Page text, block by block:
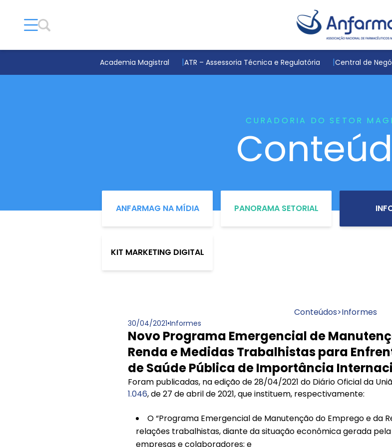
Academia Magistral ATR – Assessoria Técnica e Regulatória Central de
CURADORIA DO SETOR
ANFARMAG NA MÍDIA PANORAMA SETORIAL
KIT MARKETING DIGITAL
Conteúdos>Informes
30/04/2021•Informes
Novo Programa Emergencial de
Renda e Medidas Trabalhistas para
de Saúde Pública de Importância
Foram publicadas, na edição de 28/04/2021 do Diário Oficial da
1.046, de 27 de abril de 2021, que instituem, respectivamente:
O “Programa Emergencial de Manutenção do Emprego e da
relações trabalhistas, diante da situação econômica gerada
empresas e colaboradores; e